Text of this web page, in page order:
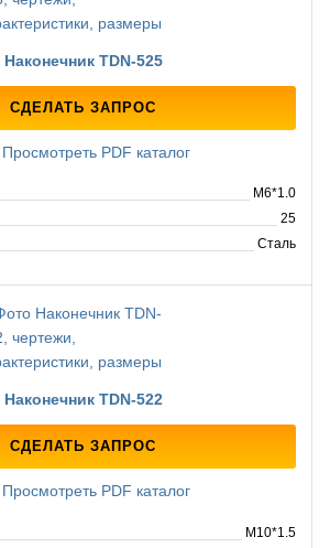
Наконечник TDN-525
СДЕЛАТЬ ЗАПРОС
Просмотреть PDF каталог
M6*1.0
25
Сталь
Наконечник TDN-522
СДЕЛАТЬ ЗАПРОС
Просмотреть PDF каталог
M10*1.5